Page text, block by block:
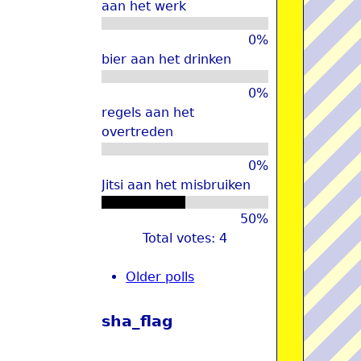
aan het werk
0%
bier aan het drinken
0%
regels aan het
overtreden
0%
Jitsi aan het misbruiken
50%
Total votes: 4
Older polls
sha_flag